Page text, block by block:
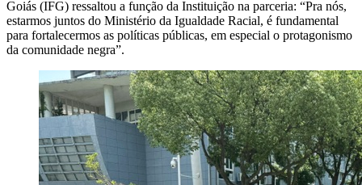
Goiás (IFG) ressaltou a função da Instituição na parceria: “Pra nós,
estarmos juntos do Ministério da Igualdade Racial, é fundamental
para fortalecermos as políticas públicas, em especial o protagonismo
da comunidade negra”.